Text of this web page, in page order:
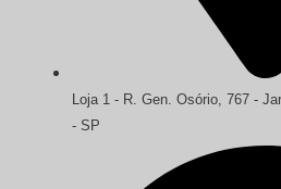
Loja 1 - R. Gen. Osório, 767 -
- SP